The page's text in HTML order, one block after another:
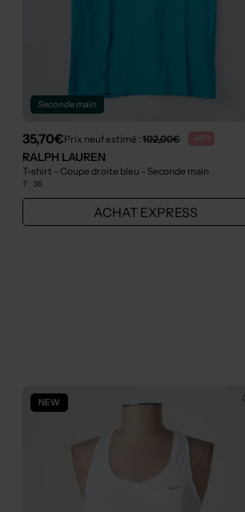
Seconde main
35,70€Prix neuf estimé :102,00€ -65%
RALPH LAUREN
T-shirt - Coupe droite bleu - Seconde main
T :36
ACHAT EXPRESS
NEW